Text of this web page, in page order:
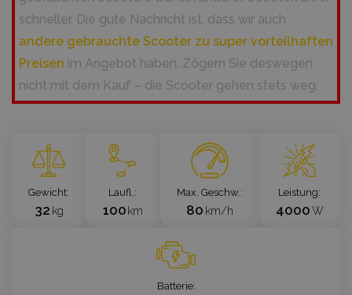
schneller. Die gute Nachricht ist, dass wir auch
andere gebrauchte Scooter zu super vorteilhaften
Preisen im Angebot haben. Zögern Sie deswegen
nicht mit dem Kauf – die Scooter gehen stets weg.
`
Gewicht
32 kg
Laufl.
100 km
Max. Geschw.
80 km/h
Leistung
4000W
Batterie